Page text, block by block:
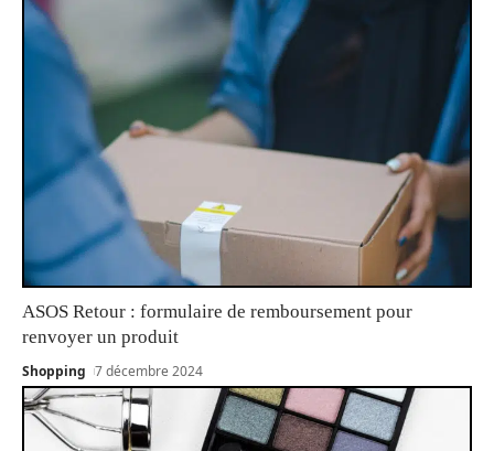
ASOS Retour : formulaire de remboursement pour
renvoyer un produit
Shopping 7 décembre 2024